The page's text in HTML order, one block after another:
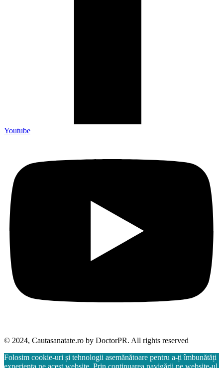
Youtube
© 2024, Cautasanatate.ro by DoctorPR. All rights reserved
Folosim cookie-uri și tehnologii asemănătoare pentru a-ți îmbunătăți